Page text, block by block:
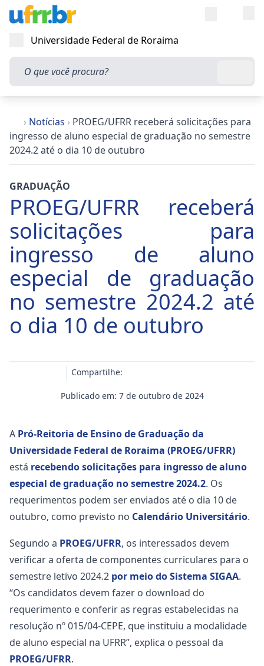
Abrir menu
Universidade Federal de Roraima
O que você procura?
› Notícias › PROEG/UFRR receberá solicitações para
ingresso de aluno especial de graduação no semestre
2024.2 até o dia 10 de outubro
GRADUAÇÃO
PROEG/UFRR receberá
solicitações para
ingresso de aluno
especial de graduação
no semestre 2024.2 até
o dia 10 de outubro
Publicado em: 7 de outubro de 2024
Compartilhe:
A Pró-Reitoria de Ensino de Graduação da
Universidade Federal de Roraima (PROEG/UFRR)
está recebendo solicitações para ingresso de aluno
especial de graduação no semestre 2024.2. Os
requerimentos podem ser enviados até o dia 10 de
outubro, como previsto no Calendário Universitário.
Segundo a PROEG/UFRR, os interessados devem
verificar a oferta de componentes curriculares para o
semestre letivo 2024.2 por meio do Sistema SIGAA.
“Os candidatos devem fazer o download do
requerimento e conferir as regras estabelecidas na
resolução nº 015/04-CEPE, que instituiu a modalidade
de aluno especial na UFRR”, explica o pessoal da
PROEG/UFRR.